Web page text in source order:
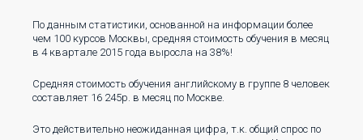
По данным статистики, основанной на информации более
чем 100 курсов Москвы, средняя стоимость обучения в месяц
в 4 квартале 2015 года выросла на 38%!
Средняя стоимость обучения английскому в группе 8 человек
составляет 16 245р. в месяц по Москве.
Это действительно неожиданная цифра, т.к. общий спрос по